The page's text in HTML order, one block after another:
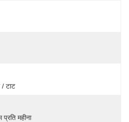
/ टाट
महीना